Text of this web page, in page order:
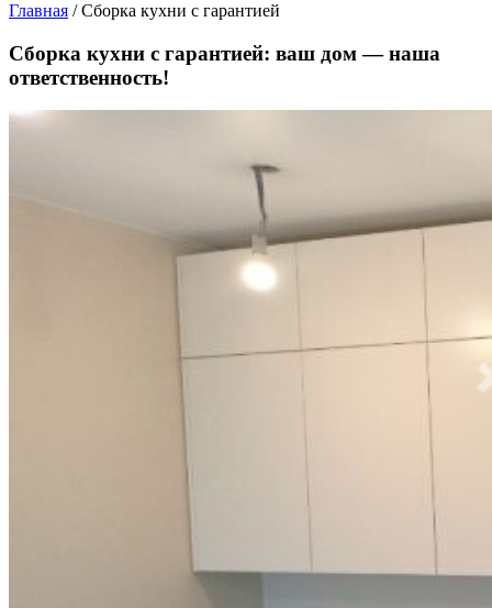
Главная / Сборка кухни с гарантией
Сборка кухни с гарантией: ваш дом — наша
ответственность!